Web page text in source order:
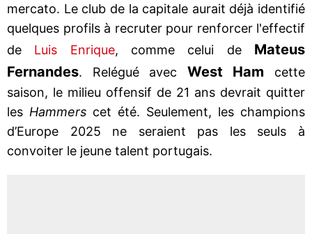
mercato. Le club de la capitale aurait déjà identifié
quelques profils à recruter pour renforcer l'effectif
de Luis Enrique, comme celui de Mateus
Fernandes. Relégué avec West Ham
cette
saison, le milieu offensif de 21 ans devrait quitter
les Hammers cet été. Seulement, les champions
d’Europe 2025 ne seraient pas les seuls à
convoiter le jeune talent portugais.